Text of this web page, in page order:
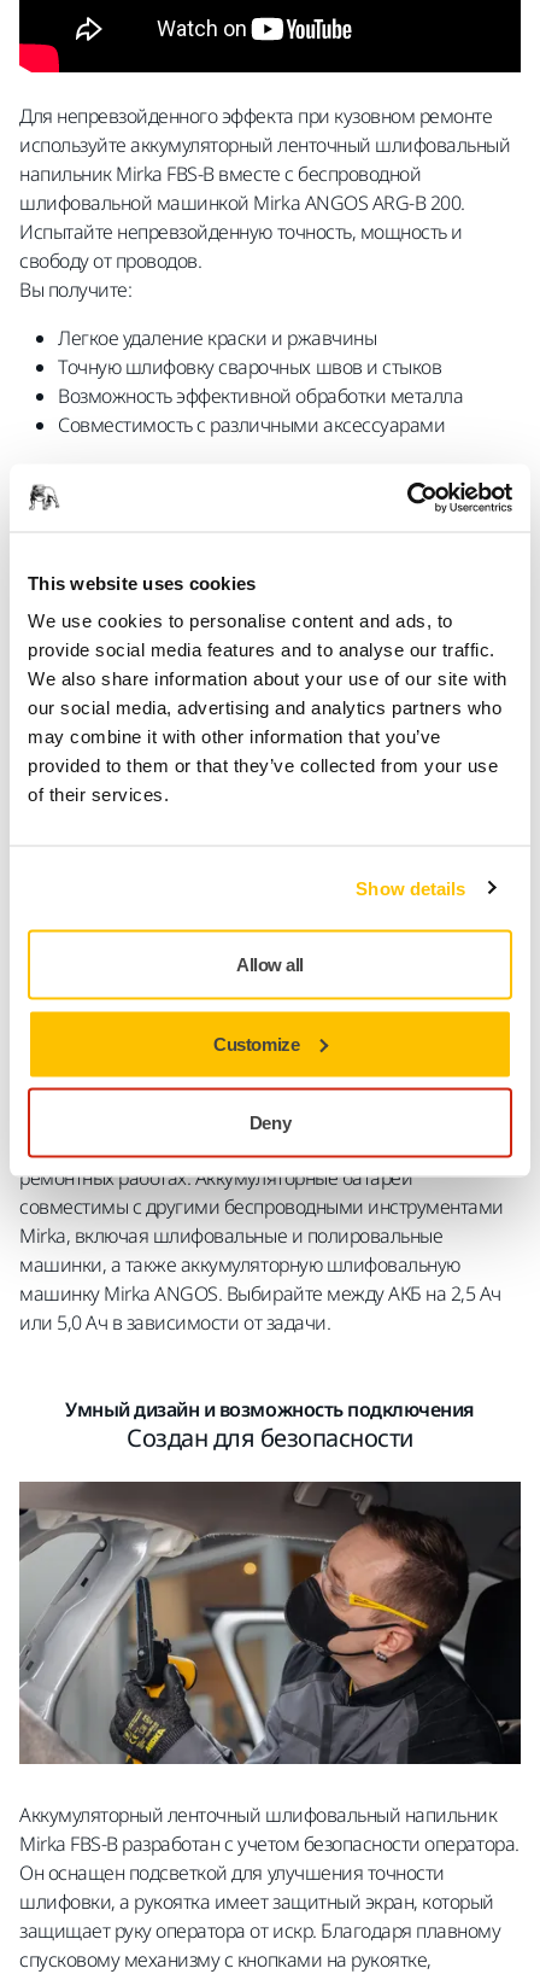
This website uses cookies
We use cookies to personalise content and ads, to
provide social media features and to analyse our traffic.
We also share information about your use of our site with
our social media, advertising and analytics partners who
may combine it with other information that you’ve
provided to them or that they’ve collected from your use
of their services.
Show details
Allow all
Customize
Deny
Для непревзойденного эффекта при кузовном ремонте
используйте аккумуляторный ленточный шлифовальный
напильник Mirka FBS-B вместе с беспроводной
шлифовальной машинкой Mirka ANGOS ARG-B 200.
Испытайте непревзойденную точность, мощность и
свободу от проводов.
Вы получите:
Легкое удаление краски и ржавчины
Точную шлифовку сварочных швов и стыков
Возможность эффективной обработки металла
Совместимость с различными аксессуарами
Экономьте время и энергию
Бесщеточный электрический привод
аккумуляторный ленточный шлифовальный напильник
компрессора. В годовом исчислении этот беспроводной
инструмент экономит значительное количество энергии
по сравнению с пневматическим.
Напильник разработан для удобства использования с
легко заменяемой АКБ, что снижает время простоя и
повышает производительность в производстве и
ремонтных работах. Аккумуляторные батареи
совместимы с другими беспроводными инструментами
Mirka, включая шлифовальные и полировальные
машинки, а также аккумуляторную шлифовальную
машинку Mirka ANGOS. Выбирайте между АКБ на 2,5 Ач
или 5,0 Ач в зависимости от задачи.
Умный дизайн и возможность подключения
Создан для безопасности
Аккумуляторный ленточный шлифовальный напильник
Mirka FBS-B разработан с учетом безопасности оператора.
Он оснащен подсветкой для улучшения точности
шлифовки, а рукоятка имеет защитный экран, который
защищает руку оператора от искр. Благодаря плавному
спусковому механизму с кнопками на рукоятке,